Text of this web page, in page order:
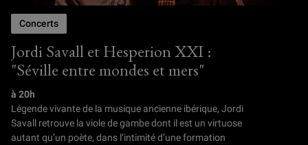
Jordi Savall et Hesperion XXI :
"Séville entre mondes et mers"
Concerts
à 20h
Légende vivante de la musique ancienne ibérique, Jordi
Savall retrouve la viole de gambe dont il est un virtuose
autant qu’un poète, dans l’intimité d’une formation